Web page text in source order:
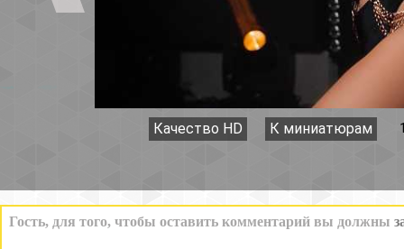
Качество HD К миниатюрам